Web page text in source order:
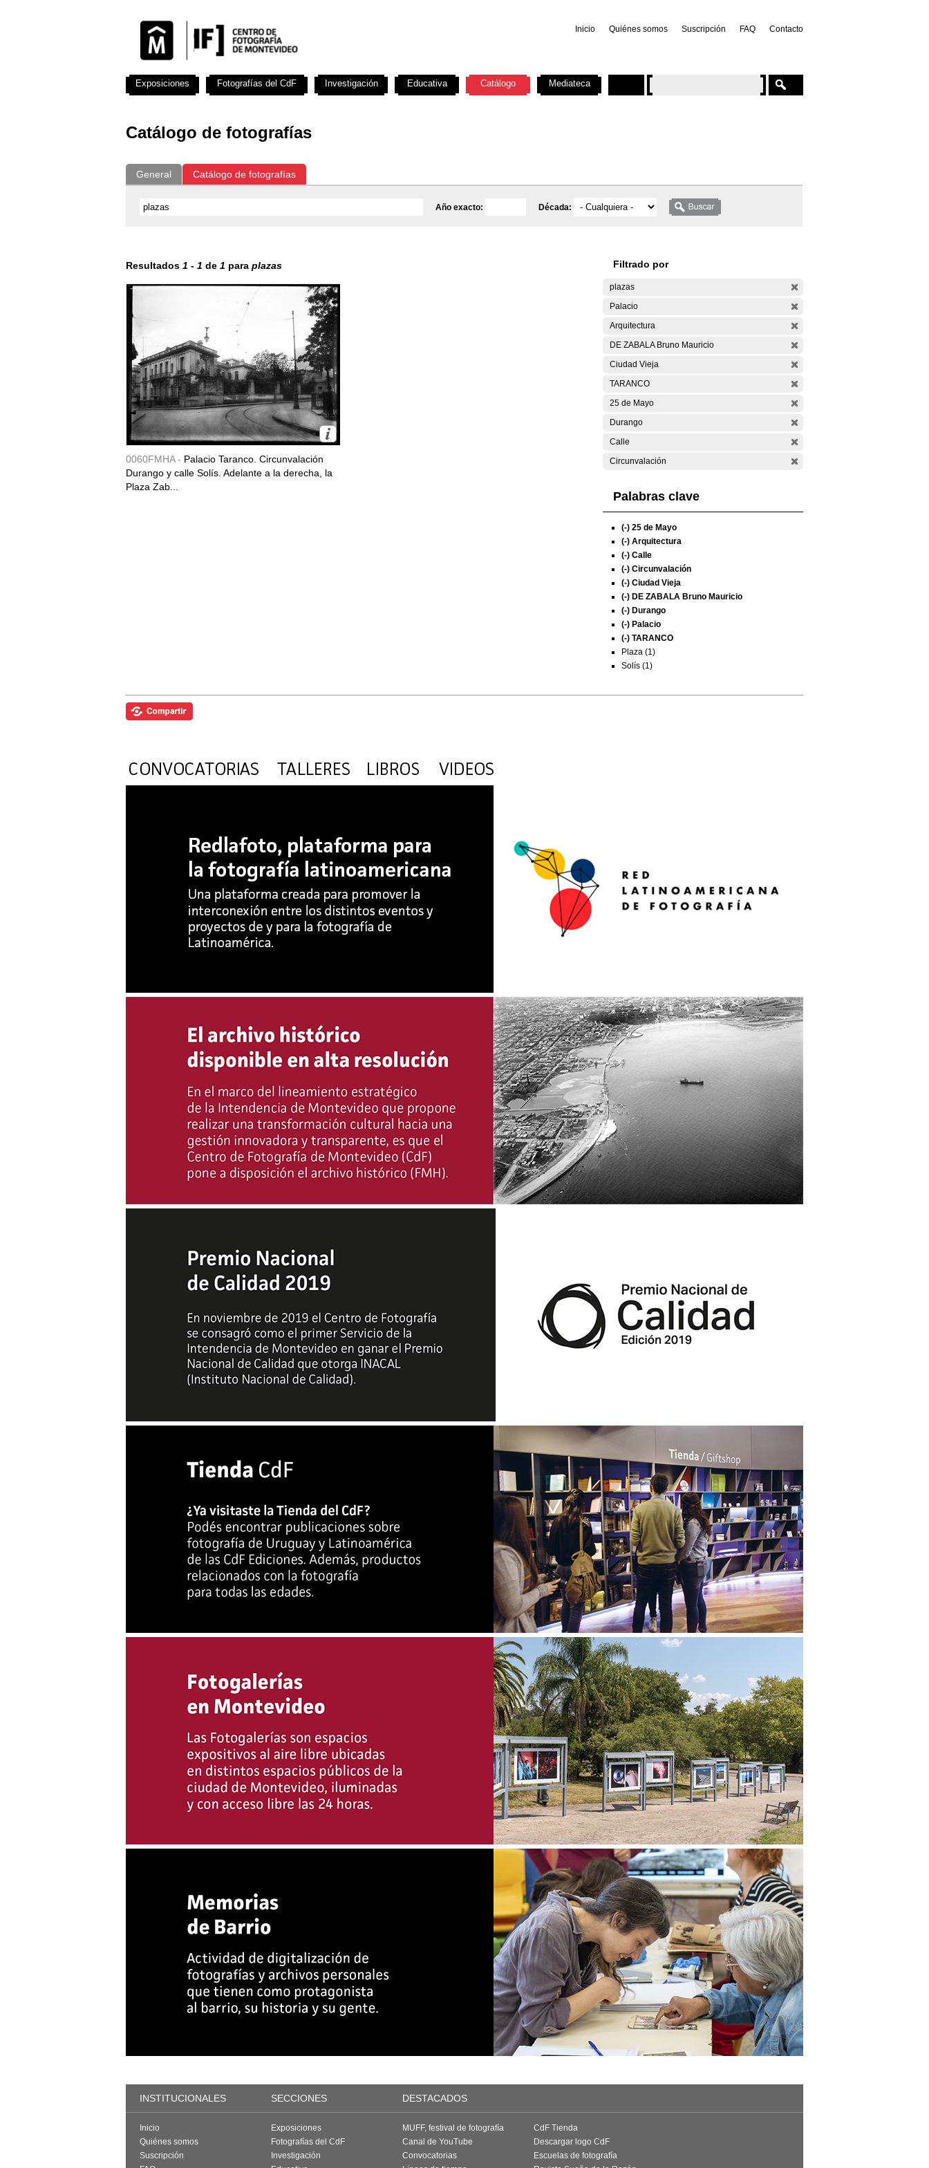
Inicio Quiénes somos Suscripción FAQ Contacto
Catálogo de fotografías
General Catálogo de fotografías
Año exacto: Década:
Resultados 1 - 1 de 1 para plazas
0060FMHA - Palacio Taranco. Circunvalación
Durango y calle Solís. Adelante a la derecha, la
Plaza Zab...
Filtrado por
plazas
Palacio
Arquitectura
DE ZABALA Bruno Mauricio
Ciudad Vieja
TARANCO
25 de Mayo
Durango
Calle
Circunvalación
Palabras clave
(-) 25 de Mayo
(-) Arquitectura
(-) Calle
(-) Circunvalación
(-) Ciudad Vieja
(-) DE ZABALA Bruno Mauricio
(-) Durango
(-) Palacio
(-) TARANCO
Plaza (1)
Solís (1)
Exposiciones Fotografías del CdF Investigación Educativa Catálogo Mediateca
INSTITUCIONALES SECCIONES DESTACADOS
Inicio
Quiénes somos
Suscripción
Exposiciones
Fotografías del CdF
Investigación
MUFF, festival de fotografía
Canal de YouTube
Convocatorias
CdF Tienda
Descargar logo CdF
Escuelas de fotografía